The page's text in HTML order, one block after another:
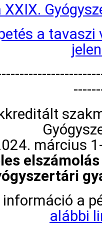
XXIX.
a
március
információ a
alábbi